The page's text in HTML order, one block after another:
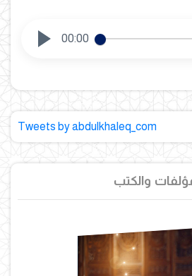
00:00
Tweets by abdulkhaleq_com
والكتب